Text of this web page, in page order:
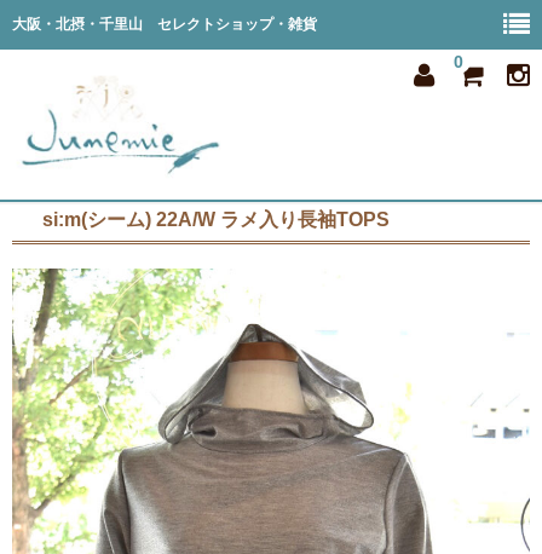
大阪・北摂・千里山 セレクトショップ・雑貨
0
all item
member
order
privacy
shop info
blog
si:m(シーム) 22A/W ラメ入り長袖TOPS